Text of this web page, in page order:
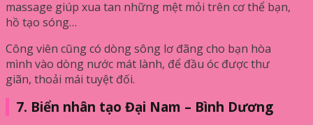
massage giúp xua tan những mệt mỏi trên cơ thể bạn,
hồ tạo sóng…
Công viên cũng có dòng sông lơ đãng cho bạn hòa
mình vào dòng nước mát lành, để đầu óc được thư
giãn, thoải mái tuyệt đối.
7. Biển nhân tạo Đại Nam – Bình Dương